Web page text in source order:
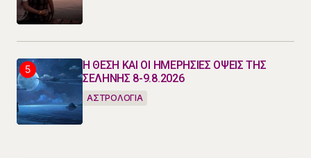
Η ΘΕΣΗ ΚΑΙ ΟΙ ΗΜΕΡΗΣΙΕΣ ΟΨΕΙΣ ΤΗΣ
ΣΕΛΗΝΗΣ 8-9.8.2026
ΑΣΤΡΟΛΟΓΙΑ